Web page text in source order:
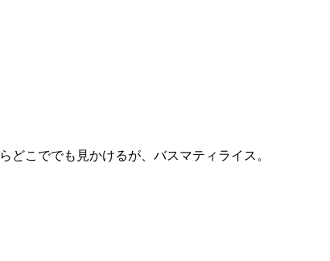
どこででも見かけるが、バスマティライス。